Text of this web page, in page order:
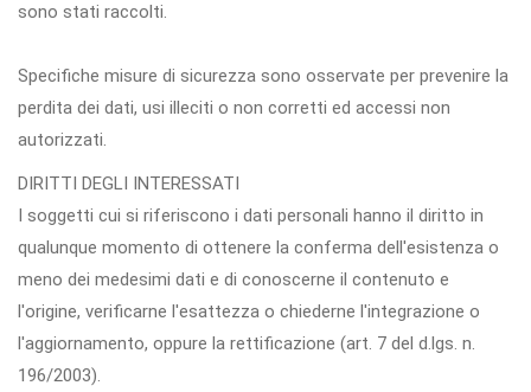
sono stati raccolti.
Specifiche misure di sicurezza sono osservate per prevenire la
perdita dei dati, usi illeciti o non corretti ed accessi non
autorizzati.
DIRITTI DEGLI INTERESSATI
I soggetti cui si riferiscono i dati personali hanno il diritto in
qualunque momento di ottenere la conferma dell'esistenza o
meno dei medesimi dati e di conoscerne il contenuto e
l'origine, verificarne l'esattezza o chiederne l'integrazione o
l'aggiornamento, oppure la rettificazione (art. 7 del d.lgs. n.
196/2003).